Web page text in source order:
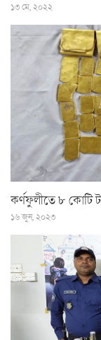
১৩ মে, ২০২২
কর্ণফুলীতে ৮ কোটি
১৬ জুন, ২০২৩